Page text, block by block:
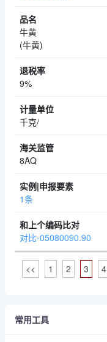
牛黄
(牛黄)
9%
千克/
8AQ
1条
对比-05080090.90
<< 1 2 3 4
常用工具